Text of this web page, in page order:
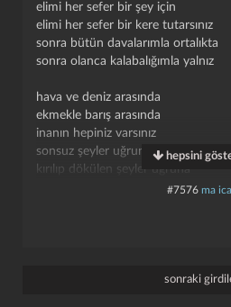
elimi her sefer bir şey için
elimi her sefer bir kere tutarsınız
sonra bütün davalarımla ortalıkta
sonra olanca kalabalığımla yalnız
hava ve deniz arasında
ekmekle barış arasında
i̇nanın hepiniz varsınız
sonsuz şeyler uğruna mesela
kırılıp dökülen şeyler uğruna
kendinizi ne çok aldattınız
hepsini
#7576 ma
sonraki